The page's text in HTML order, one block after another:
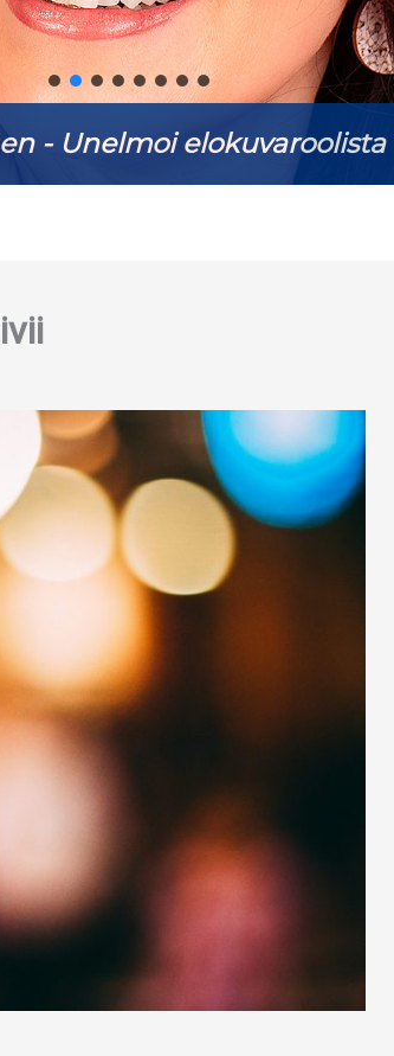
- Unelmoi elokuvaroolista